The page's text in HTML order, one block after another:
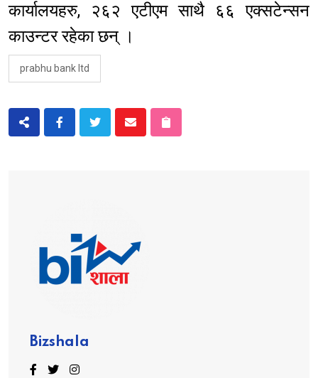
कार्यालयहरु, २६२ एटीएम साथै ६६ एक्सटेन्सन
काउन्टर रहेका छन् ।
prabhu bank ltd
Bizshala